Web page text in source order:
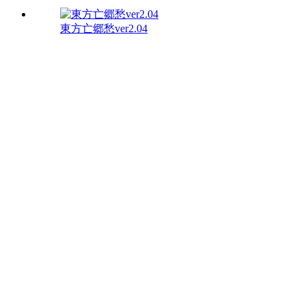
東方亡郷愁ver2.04